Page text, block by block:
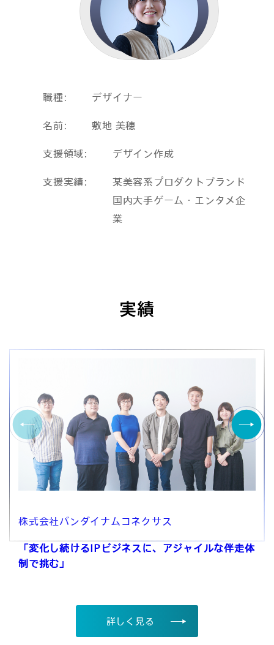
職種 デザイナー
名前 敷地 美穂
支援領域 デザイン作成
支援実績
某美容系プロダクトブランド
国内大手ゲーム・エンタメ企
業
実績
株式会社バンダイナムコネクサス
「変化し続けるIPビジネスに、アジャイルな伴走体
制で挑む」
詳しく見る